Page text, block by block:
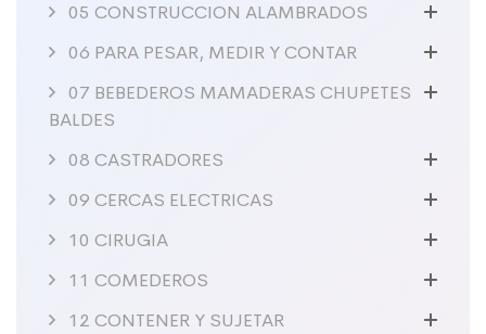
05 CONSTRUCCION ALAMBRADOS
06 PARA PESAR, MEDIR Y CONTAR
07 BEBEDEROS MAMADERAS CHUPETES
BALDES
08 CASTRADORES
09 CERCAS ELECTRICAS
10 CIRUGIA
11 COMEDEROS
12 CONTENER Y SUJETAR